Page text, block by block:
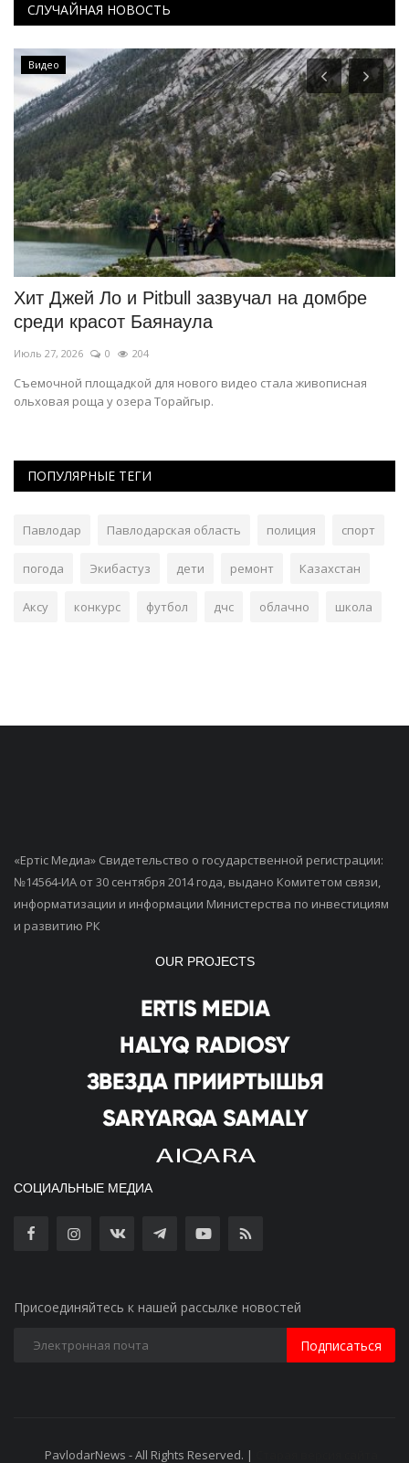
СЛУЧАЙНАЯ НОВОСТЬ
Видео
Хит Джей Ло и Pitbull зазвучал на домбре
среди красот Баянаула
Июль 27, 2026 0 204
Съемочной площадкой для нового видео стала живописная
ольховая роща у озера Торайгыр.
ПОПУЛЯРНЫЕ ТЕГИ
Павлодар Павлодарская область полиция спорт
погода Экибастуз дети ремонт Казахстан
Аксу конкурс футбол дчс облачно школа
«Ертiс Медиа» Свидетельство о государственной регистрации:
№14564-ИА от 30 сентября 2014 года, выдано Комитетом связи,
информатизации и информации Министерства по инвестициям
и развитию РК
OUR PROJECTS
СОЦИАЛЬНЫЕ МЕДИА
Присоединяйтесь к нашей рассылке новостей
Подписаться
PavlodarNews - All Rights Reserved. |